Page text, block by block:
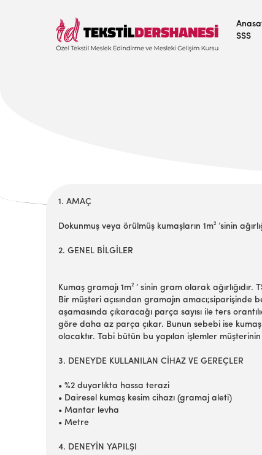
SSS
1. AMAÇ
Dokunmuş veya örülmüş kumaşların 1m² ’sinin
2. GENEL BİLGİLER
Kumaş gramajı 1m² ’ sinin gram olarak
Bir müşteri açısından gramajın amacı;siparişinde
aşamasında çıkaracağı parça sayısı ile ters
göre daha az parça çıkar. Bunun sebebi ise
olacaktır. Tabi bütün bu yapılan işlemler
3. DENEYDE KULLANILAN CİHAZ VE GEREÇLER
• %2 duyarlıkta hassa terazi
• Dairesel kumaş kesim cihazı (gramaj aleti)
• Mantar levha
• Metre
4. DENEYİN YAPILŞI